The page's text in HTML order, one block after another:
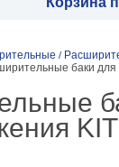
/
баки